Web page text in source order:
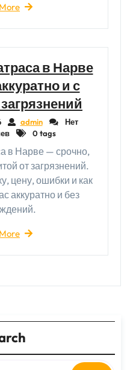
в Нарве
и с
admin
Нет
0 tags
в Нарве — срочно,
от загрязнений.
цену, ошибки и как
аккуратно и без